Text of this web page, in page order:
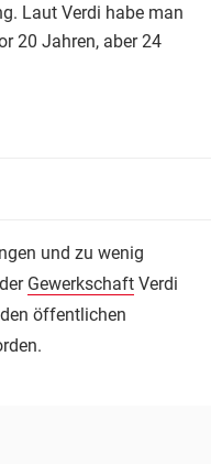
Laut Verdi habe man
20 Jahren, aber 24
und zu wenig
Gewerkschaft Verdi
öffentlichen